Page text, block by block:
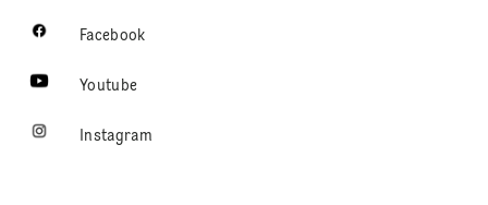
Facebook
Youtube
Instagram